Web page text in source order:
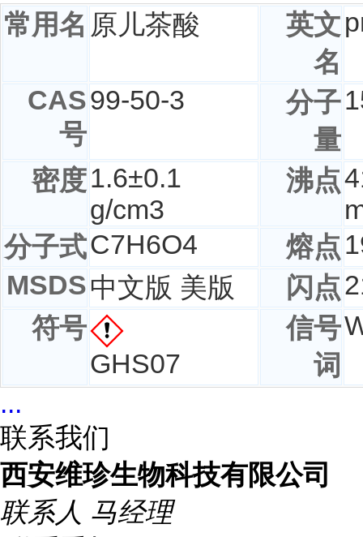
常用名 原儿茶酸
英文
名
CAS
号
99-50-3
分子
量
密度1.6±0.1
g/cm3
沸点
分子式C7H6O4 熔点
MSDS中文版 美版 闪点
符号
GHS07
信号
词
...
联系我们
西安维珍生物科技有限公司
联系人 马经理